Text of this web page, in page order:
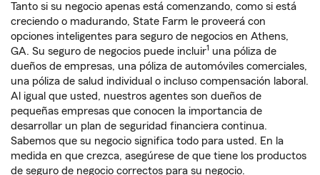
Tanto si su negocio apenas está comenzando, como si está
creciendo o madurando, State Farm le proveerá con
opciones inteligentes para seguro de negocios en Athens,
GA. Su seguro de negocios puede incluir1 una póliza de
dueños de empresas, una póliza de automóviles comerciales,
una póliza de salud individual o incluso compensación laboral.
Al igual que usted, nuestros agentes son dueños de
pequeñas empresas que conocen la importancia de
desarrollar un plan de seguridad financiera continua.
Sabemos que su negocio significa todo para usted. En la
medida en que crezca, asegúrese de que tiene los productos
de seguro de negocio correctos para su negocio.